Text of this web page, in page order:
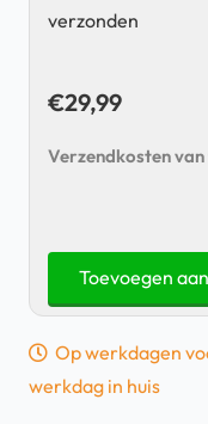
verzonden
€29,99
Verzendkosten
Samsung
Galaxy
S22+
-
Smart
Toevoegen
Op werkdagen
werkdag in huis